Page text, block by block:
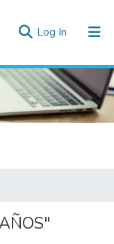
Log In (current)
of DSpace